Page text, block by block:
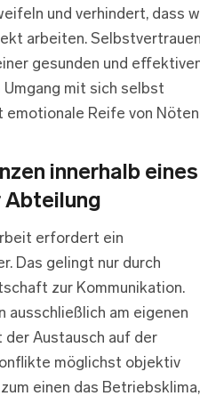
und verhindert, dass
arbeiten.
gesunden und
mit sich selbst
emotionale Reife von
innerhalb eines
Abteilung
erfordert ein
Das gelingt nur durch
zur Kommunikation.
ausschließlich am eigenen
Austausch auf der
möglichst objektiv
einen das Betriebsklima,